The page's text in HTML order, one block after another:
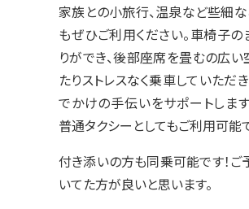
家族との小旅行、温泉など些細な
もぜひご利用ください。車椅子の
りができ、後部座席を畳むの広い
たりストレスなく乗車していただ
でかけの手伝いをサポートします
普通タクシーとしてもご利用可能
付き添いの方も同乗可能です！ご
いてた方が良いと思います。